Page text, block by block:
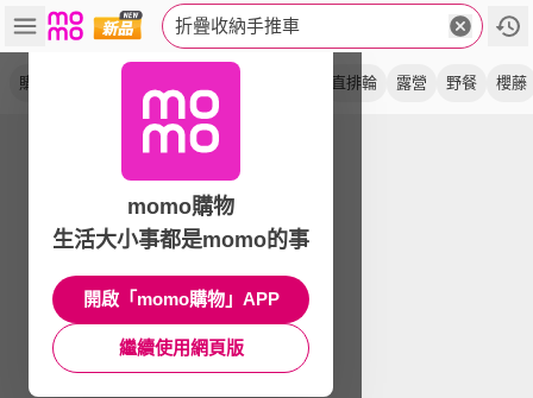
折疊收納手推車
購物車 直排輪 露營 野餐 櫻藤
momo購物
生活大小事都是momo的事
開啟「momo購物」APP
繼續使用網頁版